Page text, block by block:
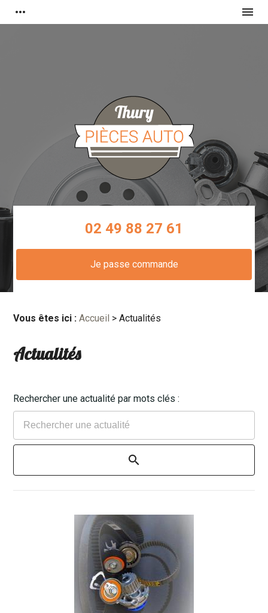
more_horiz menu
02 49 88 27 61
Je passe commande
Vous êtes ici : Accueil > Actualités
Actualités
Rechercher une actualité par mots clés :